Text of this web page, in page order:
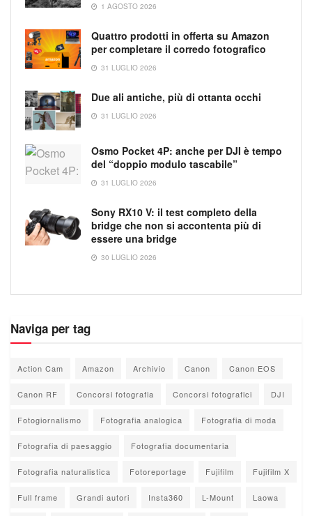
1 AGOSTO 2026
Quattro prodotti in offerta su Amazon
per completare il corredo fotografico
31 LUGLIO 2026
Due ali antiche, più di ottanta occhi
31 LUGLIO 2026
Osmo Pocket 4P: anche per DJI è tempo
del “doppio modulo tascabile”
31 LUGLIO 2026
Sony RX10 V: il test completo della
bridge che non si accontenta più di
essere una bridge
30 LUGLIO 2026
Naviga per tag
Action Cam Amazon Archivio Canon Canon EOS
Canon RF Concorsi fotografia Concorsi fotografici DJI
Fotogiornalismo Fotografia analogica Fotografia di moda
Fotografia di paesaggio Fotografia documentaria
Fotografia naturalistica Fotoreportage Fujifilm Fujifilm X
Full frame Grandi autori Insta360 L-Mount Laowa